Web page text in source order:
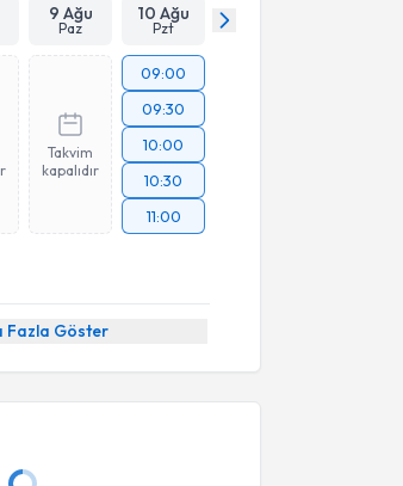
9 Ağu
Paz
10 Ağu
Pzt
Takvim
kapalıdır
09:00
09:30
10:00
10:30
11:00
Fazla Göster